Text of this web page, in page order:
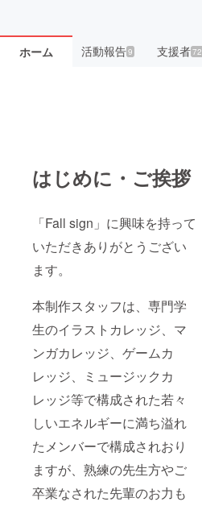
ホーム 活動報告9 支援者72
はじめに・ご挨拶
「Fall sign」に興味を持って
いただきありがとうござい
ます。
本制作スタッフは、専門学
生のイラストカレッジ、マ
ンガカレッジ、ゲームカ
レッジ、ミュージックカ
レッジ等で構成された若々
しいエネルギーに満ち溢れ
たメンバーで構成されおり
ますが、熟練の先生方やご
卒業なされた先輩のお力も